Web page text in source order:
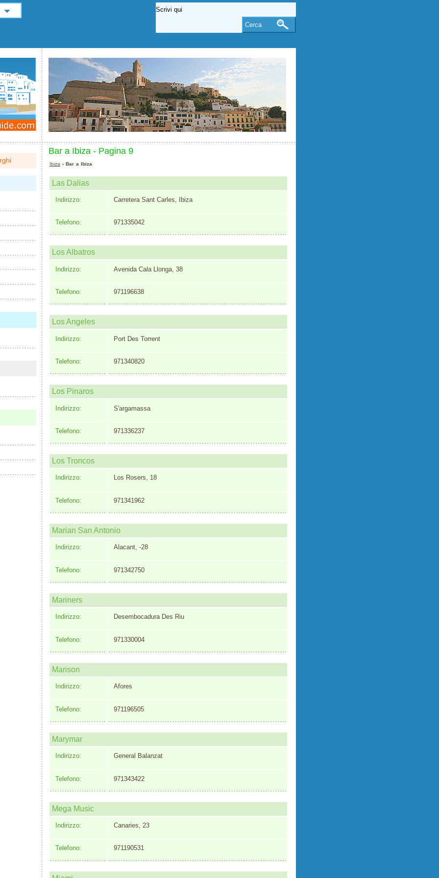
Bar a Ibiza - Pagina 9
Ibiza › Bar a Ibiza
Las Dalias
Indirizzo: Carretera Sant Carles, Ibiza
Telefono: 971335042
Los Albatros
Indirizzo: Avenida Cala Llonga, 38
Telefono: 971196638
Los Angeles
Indirizzo: Port Des Torrent
Telefono: 971340820
Los Pinaros
Indirizzo: S'argamassa
Telefono: 971336237
Los Troncos
Indirizzo: Los Rosers, 18
Telefono: 971341962
Marian San Antonio
Indirizzo: Alacant, -28
Telefono: 971342750
Mariners
Indirizzo: Desembocadura Des Riu
Telefono: 971330004
Marison
Indirizzo: Afores
Telefono: 971196505
Marymar
Indirizzo: General Balanzat
Telefono: 971343422
Mega Music
Indirizzo: Canaries, 23
Telefono: 971190531
Cerca